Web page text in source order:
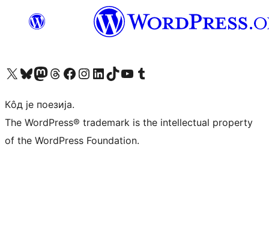
Visit our X (formerly Twitter) account
Посетите наш Bluesky налог
Visit our Mastodon account
Посетите наш налог на Threads-у Visit our Facebook page
Посетите наш Инстаграм налог
Visit our LinkedIn account
Посетите наш TikTok налог
Visit our YouTube channel
Посетите наш Tumblr налог
Кôд је поезија.
The WordPress® trademark is the intellectual property
of the WordPress Foundation.